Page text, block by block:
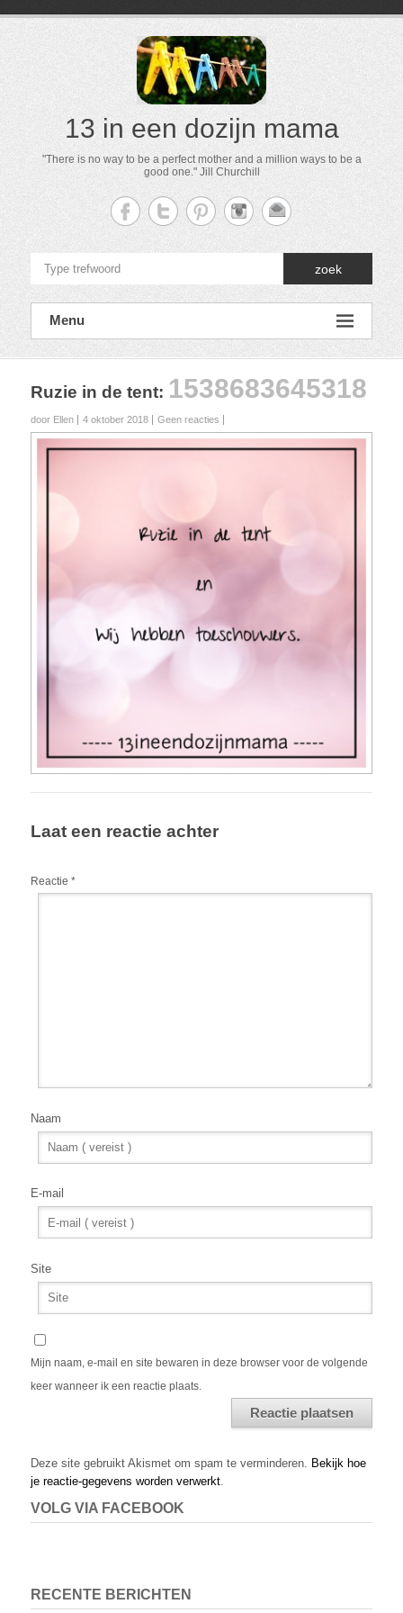
13 in een dozijn mama
"There is no way to be a perfect mother and a million ways to be a
good one." Jill Churchill
zoek
Menu
Ruzie in de tent: 1538683645318
door Ellen 4 oktober 2018 Geen reacties
Laat een reactie achter
Reactie *
Naam
E-mail
Site
Mijn naam, e-mail en site bewaren in deze browser voor de volgende
keer wanneer ik een reactie plaats.
Deze site gebruikt Akismet om spam te verminderen. Bekijk hoe
je reactie-gegevens worden verwerkt.
VOLG VIA FACEBOOK
RECENTE BERICHTEN